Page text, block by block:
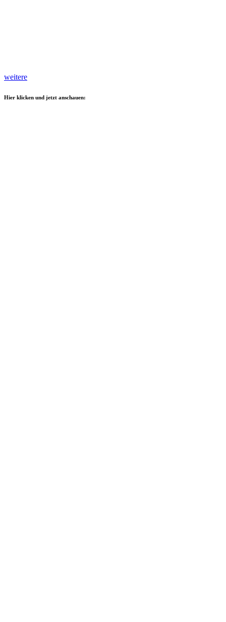
weitere
Hier klicken und jetzt anschauen: